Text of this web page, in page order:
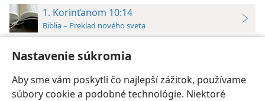
Nastavenie súkromia
Aby sme vám poskytli čo najlepší zážitok, používame
súbory cookie a podobné technológie. Niektoré
1. Korinťanom 10:14
Biblia – Preklad nového sveta
modlárstvom. +